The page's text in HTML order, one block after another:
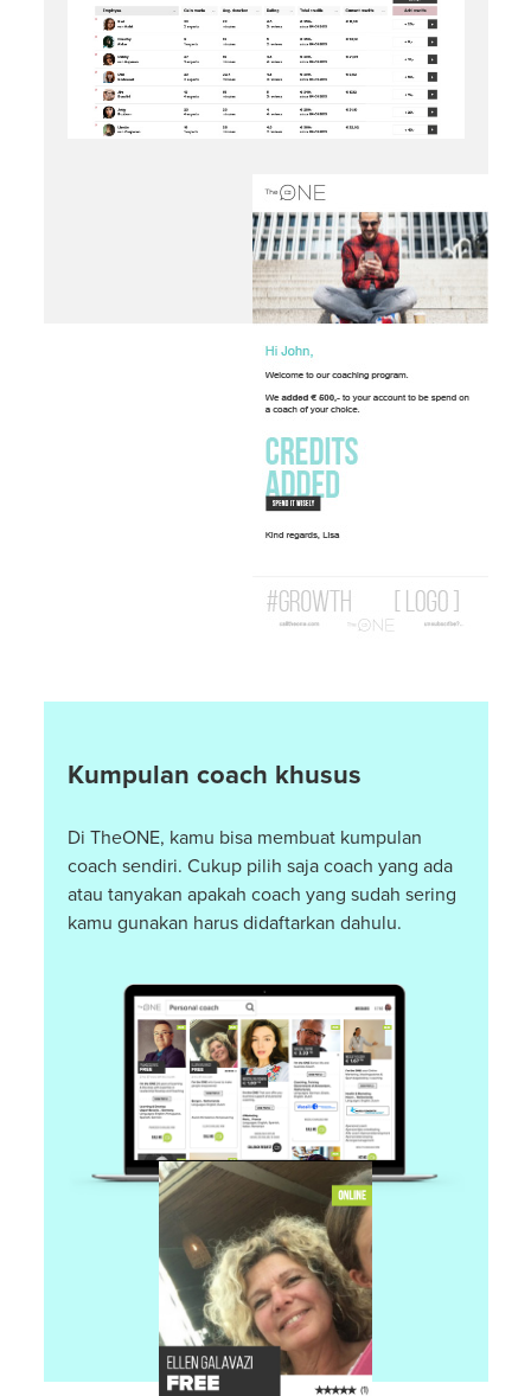
Kumpulan coach khusus
Di TheONE, kamu bisa membuat kumpulan
coach sendiri. Cukup pilih saja coach yang ada
atau tanyakan apakah coach yang sudah sering
kamu gunakan harus didaftarkan dahulu.